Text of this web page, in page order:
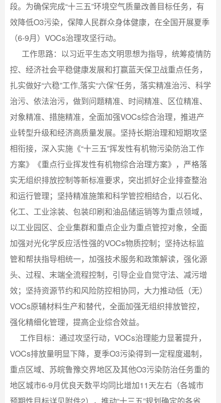
段。为确保完成“十三五”环境空气质量改善目标任务，有
效降低O3污染，保障人民群众身体健康，在全国开展夏季
（6-9月）VOCs治理攻坚行动。
工作思路：以习近平生态文明思想为指导，统筹疫情防
控、经济社会平稳健康发展和打赢蓝天保卫战重点任务，
扎实做好“六稳”工作,落实“六保”任务，落实精准治污、科学
治污、依法治污，做到问题精准、时间精准、区位精准、
对象精准、措施精准，全面加强VOCs综合治理，推进产
业转型升级和经济高质量发展。坚持长期治理和短期攻坚
相衔接，深入实施《“十三五”挥发性有机物污染防治工作
方案》《重点行业挥发性有机物综合治理方案》，严格落
实无组织排放控制等新标准要求，突出抓好企业排查整治
和运行管理；坚持精准施策和科学管控相结合，以石化、
化工、工业涂装、包装印刷和油品储运销等为重点领域，
以工业园区、企业集群和重点企业为重点管控对象，全面
加强对光化学反应活性强的VOCs物质控制；坚持达标监
管和帮扶指导相统一，加强技术服务和政策解读，强化源
头、过程、末端全流程控制，引导企业自觉守法、减污增
效；坚持资源节约和风险防控相协同，大力推动低（无）
VOCs原辅材料生产和替代，全面加强无组织排放管控，
强化精细化管理，提高企业综合效益。
工作目标：通过攻坚行动，VOCs治理能力显著提升，
VOCs排放量明显下降，夏季O3污染得到一定程度遏制，
重点区域、苏皖鲁豫交界地区及其他O3污染防治任务重的
地区城市6-9月优良天数平均同比增加11天左右（各城市